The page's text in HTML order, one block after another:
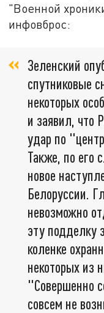
"Военной
инфовброс:
Зеленский
спутниковые
некоторых
и заявил, что
удар по
Также, по его
новое
Белоруссии.
невозможно
эту подделку
коленке
некоторых из
"Совершенно
совсем не